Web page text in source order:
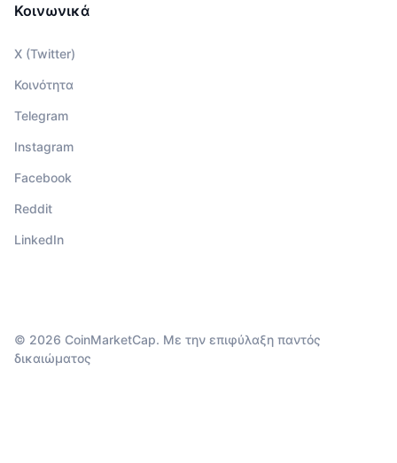
Κοινωνικά
X (Twitter)
Κοινότητα
Telegram
Instagram
Facebook
Reddit
LinkedIn
© 2026 CoinMarketCap. Με την επιφύλαξη παντός
δικαιώματος